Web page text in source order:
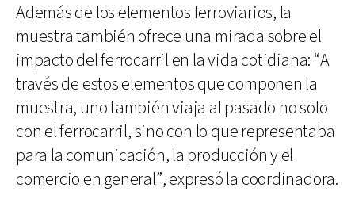
Además de los elementos ferroviarios, la
muestra también ofrece una mirada sobre el
impacto del ferrocarril en la vida cotidiana: “A
través de estos elementos que componen la
muestra, uno también viaja al pasado no solo
con el ferrocarril, sino con lo que representaba
para la comunicación, la producción y el
comercio en general”, expresó la coordinadora.